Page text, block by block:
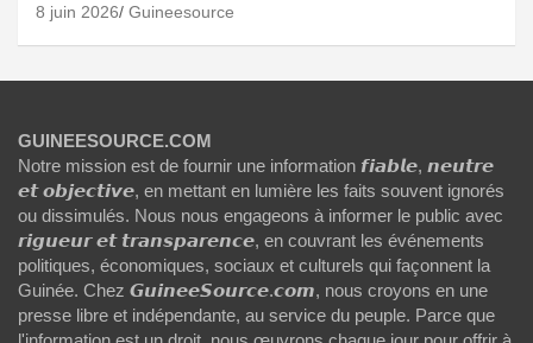
8 juin 2026 Guineesource
GUINEESOURCE.COM
Notre mission est de fournir une information 𝙛𝙞𝙖𝙗𝙡𝙚, 𝙣𝙚𝙪𝙩𝙧𝙚
𝙚𝙩 𝙤𝙗𝙟𝙚𝙘𝙩𝙞𝙫𝙚, en mettant en lumière les faits souvent ignorés
ou dissimulés. Nous nous engageons à informer le public avec
𝙧𝙞𝙜𝙪𝙚𝙪𝙧 𝙚𝙩 𝙩𝙧𝙖𝙣𝙨𝙥𝙖𝙧𝙚𝙣𝙘𝙚, en couvrant les événements
politiques, économiques, sociaux et culturels qui façonnent la
Guinée. Chez 𝙂𝙪𝙞𝙣𝙚𝙚𝙎𝙤𝙪𝙧𝙘𝙚.𝙘𝙤𝙢, nous croyons en une
presse libre et indépendante, au service du peuple. Parce que